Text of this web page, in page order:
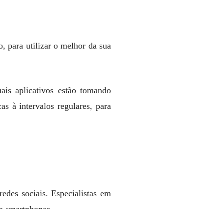
para utilizar o melhor da sua
aplicativos estão tomando
à intervalos regulares, para
sociais. Especialistas em